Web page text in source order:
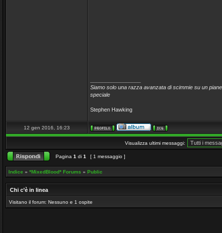
Siamo solo una razza avanzata di scimmie su un
speciale
Stephen Hawking
12 gen 2016, 16:23
Visualizza ultimi messaggi:
Pagina 1 di 1 [ 1 messaggio ]
Indice » *MixedBlood* Forums » Public
Chi c’è in linea
Visitano il forum: Nessuno e 1 ospite